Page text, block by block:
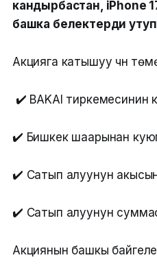
кандырбастан, iPhone
башка белектерди
Акцияга катышуу үчүн
✔️ BAKAI тиркемесинин
✔️ Бишкек шаарынан куюп
✔️ Сатып алуунун
✔️ Сатып алуунун
Акциянын башкы